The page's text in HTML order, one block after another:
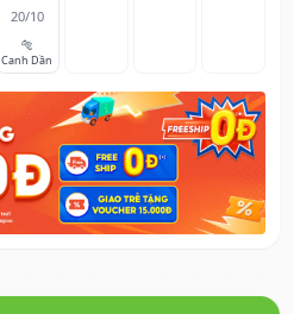
20/10
🐅
Canh Dần